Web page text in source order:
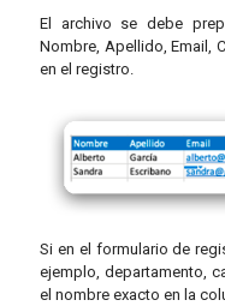
El archivo se debe
Nombre, Apellido, Email,
en el registro.
Si en el formulario de
ejemplo, departamento,
el nombre exacto en la